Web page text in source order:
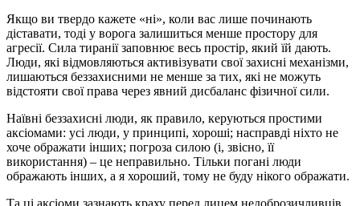
Якщо ви твердо кажете «ні», коли вас лише починають
діставати, тоді у ворога залишиться менше простору для
агресії. Сила тиранії заповнює весь простір, який їй дають.
Люди, які відмовляються активізувати свої захисні механізми,
лишаються беззахисними не менше за тих, які не можуть
відстояти свої права через явний дисбаланс фізичної сили.
Наївні беззахисні люди, як правило, керуються простими
аксіомами: усі люди, у принципі, хороші; насправді ніхто не
хоче ображати інших; погроза силою (і, звісно, її
використання) – це неправильно. Тільки погані люди
ображають інших, а я хороший, тому не буду нікого ображати.